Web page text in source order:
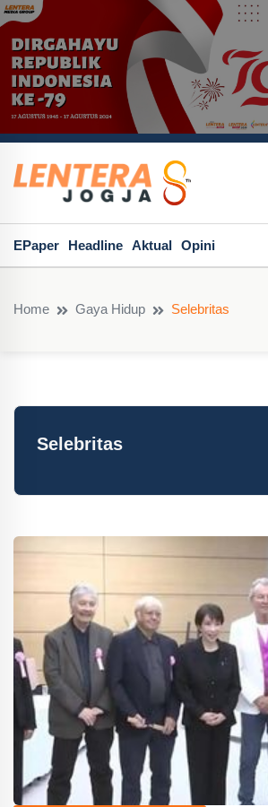
EPaper Headline Aktual Opini
Home Gaya Hidup Selebritas
Selebritas